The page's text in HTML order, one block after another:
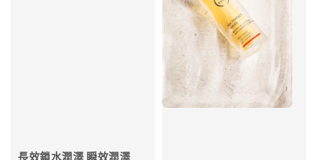
長效鎖水潤澤 瞬效潤澤